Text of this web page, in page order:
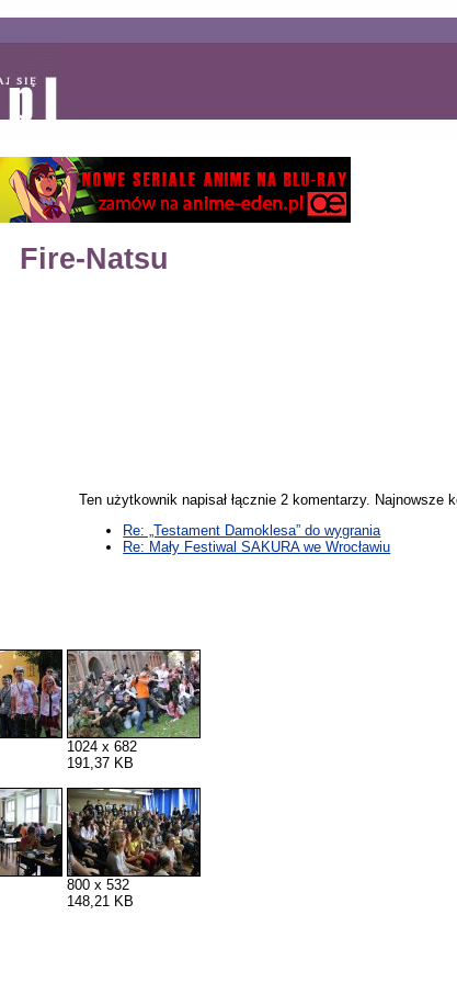
Fire-Natsu
Ten użytkownik napisał łącznie 2 komentarzy. Najnowsze
Re: „Testament Damoklesa” do wygrania
Re: Mały Festiwal SAKURA we Wrocławiu
1024 x 682
191,37 KB
800 x 532
148,21 KB